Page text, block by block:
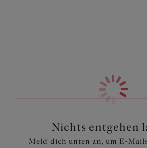
Nichts entgehen
Meld dich unten an, um E-